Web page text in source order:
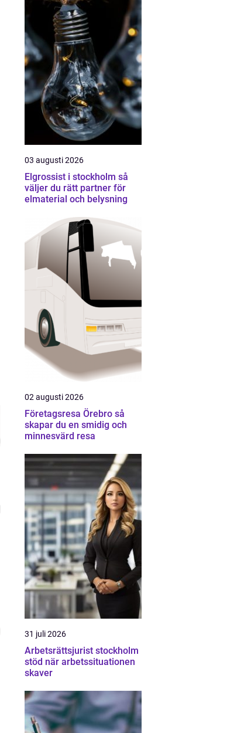
03 augusti 2026
Elgrossist i stockholm så
väljer du rätt partner för
elmaterial och belysning
02 augusti 2026
Företagsresa Örebro så
skapar du en smidig och
minnesvärd resa
31 juli 2026
Arbetsrättsjurist stockholm
stöd när arbetssituationen
skaver